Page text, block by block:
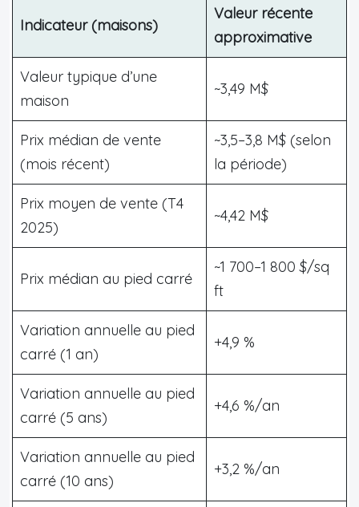
Indicateur (maisons)
Valeur récente
approximative
Valeur typique d’une
maison
~3,49 M$
Prix médian de vente
(mois récent)
~3,5–3,8 M$ (selon
la période)
Prix moyen de vente (T4
2025)
~4,42 M$
Prix médian au pied carré
~1 700–1 800 $/sq
ft
Variation annuelle au pied
carré (1 an)
+4,9 %
Variation annuelle au pied
carré (5 ans)
+4,6 %/an
Variation annuelle au pied
carré (10 ans)
+3,2 %/an